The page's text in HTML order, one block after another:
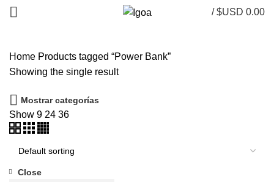
/ $USD 0.00
Home Products tagged “Power Bank”
Showing the single result
Mostrar categorías
Show 9 24 36
Close